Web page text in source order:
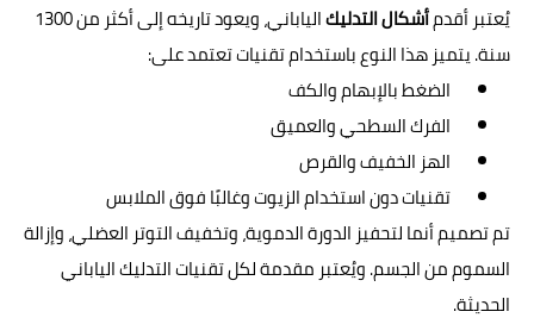
يُعتبر أقدمأشكال التدليك
الياباني، ويعود تاريخه إلى أكثر من 1300
سنة. يتميز هذا النوع باستخدام تقنيات تعتمد على:
الضغط بالإبهام والكف
الفرك السطحي والعميق
الهز الخفيف والقرص
تقنيات دون استخدام الزيوت وغالبًا فوق الملابس
تم تصميم أنما لتحفيز الدورة الدموية، وتخفيف التوتر العضلي، وإزالة
السموم من الجسم. ويُعتبر مقدمة لكل تقنيات التدليك الياباني
الحديثة.